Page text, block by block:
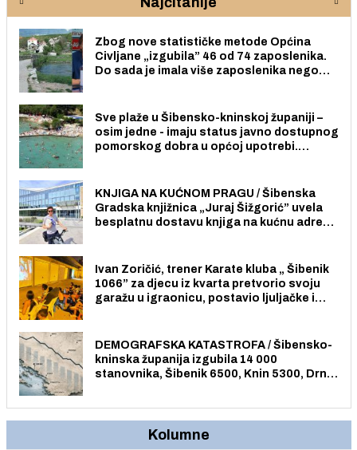
Zbog nove statističke metode Općina
Civljane „izgubila” 46 od 74 zaposlenika.
Do sada je imala više zaposlenika nego
Sve plaže u Šibensko-kninskoj županiji –
osim jedne - imaju status javno dostupnog
pomorskog dobra u općoj upotrebi.
KNJIGA NA KUĆNOM PRAGU / Šibenska
Gradska knjižnica „Juraj Šižgorić” uvela
besplatnu dostavu knjiga na kućnu adresu
Ivan Zoričić, trener Karate kluba „ Šibenik
1066” za djecu iz kvarta pretvorio svoju
garažu u igraonicu, postavio ljuljačke i
DEMOGRAFSKA KATASTROFA / Šibensko-
kninska županija izgubila 14 000
stanovnika, Šibenik 6500, Knin 5300, Drniš
Kolumne